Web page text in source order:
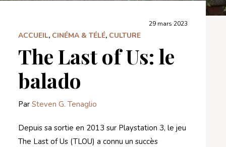
29 mars 2023
ACCUEIL, CINÉMA & TÉLÉ, CULTURE
The Last of Us: le
balado
Par Steven G. Tenaglio
Depuis sa sortie en 2013 sur Playstation 3, le jeu
The Last of Us (TLOU) a connu un succès